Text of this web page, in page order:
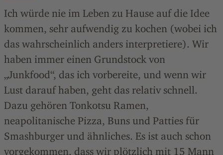
Ich würde nie im Leben zu Hause auf die Idee
kommen, sehr aufwendig zu kochen (wobei ich
das wahrscheinlich anders interpretiere). Wir
haben immer einen Grundstock von
„Junkfood“, das ich vorbereite, und wenn wir
Lust darauf haben, geht das relativ schnell.
Dazu gehören Tonkotsu Ramen,
neapolitanische Pizza, Buns und Patties für
Smashburger und ähnliches. Es ist auch schon
vorgekommen, dass wir plötzlich mit 15 Mann